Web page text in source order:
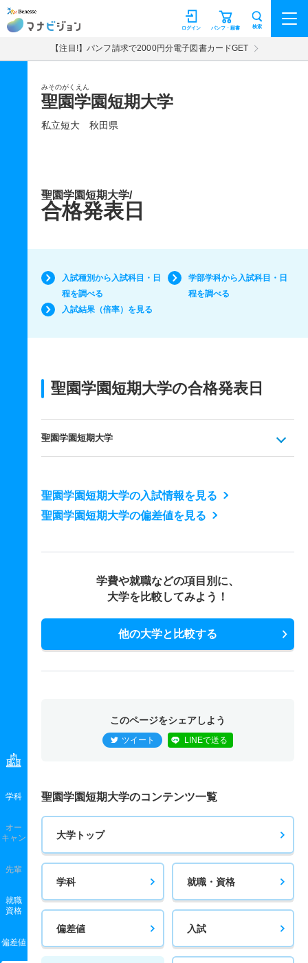
マナビジョン パンフ・願書
ログイン 検索
【注目!】パンフ請求で2000円分電子図書カードGET
みそのがくえん
聖園学園短期大学
私立短大 秋田県
学科
オー
キャン
先輩
就職
資格
偏差値
聖園学園短期大学/
合格発表日
入試種別から入試科目・日
程を調べる
学部学科から入試科目・日
程を調べる
入試結果（倍率）を見る
聖園学園短期大学の合格発表日
聖園学園短期大学
聖園学園短期大学の入試情報を見る
聖園学園短期大学の偏差値を見る
学費や就職などの項目別に、
大学を比較してみよう！
他の大学と比較する
このページをシェアしよう
ツイート LINEで送る
聖園学園短期大学のコンテンツ一覧
大学トップ
学科 就職・資格
偏差値 入試